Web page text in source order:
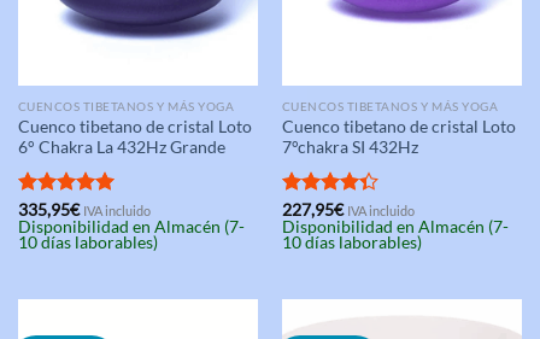
CUENCOS TIBETANOS Y MÁS YOGA
Cuenco tibetano de cristal Loto
6° Chakra La 432Hz Grande
Valorado
con5.00
de 5
335,95€ IVA incluido
Disponibilidad en Almacén (7-
10 días laborables)
CUENCOS TIBETANOS Y MÁS YOGA
Cuenco tibetano de cristal Loto
7°chakra SI 432Hz
Valorado
con4.33
de 5
227,95€ IVA incluido
Disponibilidad en Almacén (7-
10 días laborables)